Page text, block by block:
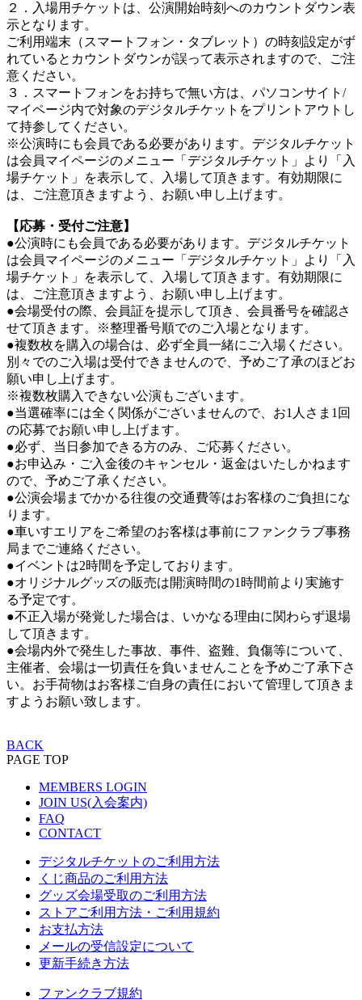
２．入場用チケットは、公演開始時刻へのカウントダウン表
示となります。
ご利用端末（スマートフォン・タブレット）の時刻設定がず
れているとカウントダウンが誤って表示されますので、ご注
意ください。
３．スマートフォンをお持ちで無い方は、パソコンサイト/
マイページ内で対象のデジタルチケットをプリントアウトし
て持参してください。
※公演時にも会員である必要があります。デジタルチケット
は会員マイページのメニュー「デジタルチケット」より「入
場チケット」を表示して、入場して頂きます。有効期限に
は、ご注意頂きますよう、お願い申し上げます。
【応募・受付ご注意】
●公演時にも会員である必要があります。デジタルチケット
は会員マイページのメニュー「デジタルチケット」より「入
場チケット」を表示して、入場して頂きます。有効期限に
は、ご注意頂きますよう、お願い申し上げます。
●会場受付の際、会員証を提示して頂き、会員番号を確認さ
せて頂きます。※整理番号順でのご入場となります。
●複数枚を購入の場合は、必ず全員一緒にご入場ください。
別々でのご入場は受付できませんので、予めご了承のほどお
願い申し上げます。
※複数枚購入できない公演もございます。
●当選確率には全く関係がございませんので、お1人さま1回
の応募でお願い申し上げます。
●必ず、当日参加できる方のみ、ご応募ください。
●お申込み・ご入金後のキャンセル・返金はいたしかねます
ので、予めご了承ください。
●公演会場までかかる往復の交通費等はお客様のご負担にな
ります。
●車いすエリアをご希望のお客様は事前にファンクラブ事務
局までご連絡ください。
●イベントは2時間を予定しております。
●オリジナルグッズの販売は開演時間の1時間前より実施す
る予定です。
●不正入場が発覚した場合は、いかなる理由に関わらず退場
して頂きます。
●会場内外で発生した事故、事件、盗難、負傷等について、
主催者、会場は一切責任を負いませんことを予めご了承下さ
い。お手荷物はお客様ご自身の責任において管理して頂きま
すようお願い致します。
BACK
PAGE TOP
MEMBERS LOGIN
JOIN US(入会案内)
FAQ
CONTACT
デジタルチケットのご利用方法
くじ商品のご利用方法
グッズ会場受取のご利用方法
ストアご利用方法・ご利用規約
お支払方法
メールの受信設定について
更新手続き方法
ファンクラブ規約